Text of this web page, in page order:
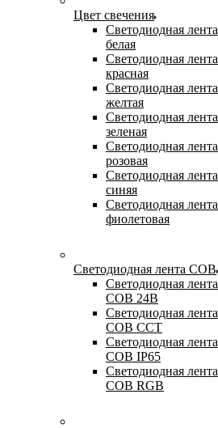
Цвет свечения
Светодиодная лента
белая
Светодиодная лента
красная
Светодиодная лента
желтая
Светодиодная лента
зеленая
Светодиодная лента
розовая
Светодиодная лента
синяя
Светодиодная лента
фиолетовая
Светодиодная лента COB
Светодиодная лента
COB 24В
Светодиодная лента
COB CCT
Светодиодная лента
COB IP65
Светодиодная лента
COB RGB